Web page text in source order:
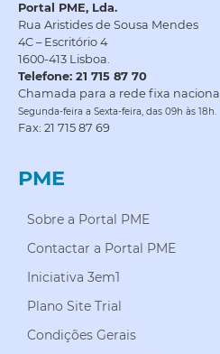
Portal PME, Lda.
Rua Aristides de Sousa Mendes
4C – Escritório 4
1600-413 Lisboa.
Telefone: 21 715 87 70
Chamada para a rede fixa nacional
Segunda-feira a Sexta-feira, das 09h às 18h.
Fax: 21 715 87 69
PME
Sobre a Portal PME
Contactar a Portal PME
Iniciativa 3em1
Plano Site Trial
Condições Gerais